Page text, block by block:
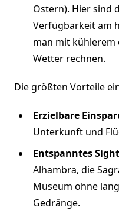
Ostern). Hier sind
Verfügbarkeit am
man mit
Wetter rechnen.
Die größten Vorteile
Erzielbare
Unterkunft und
Entspanntes
Alhambra, die
Museum ohne
Gedränge.